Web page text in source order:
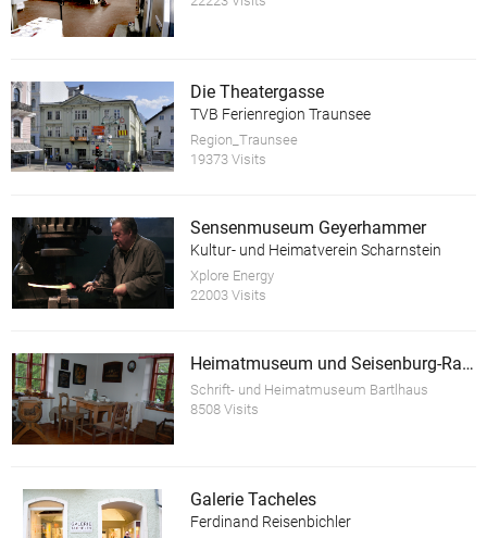
Die Theatergasse
TVB Ferienregion Traunsee
Region_Traunsee
19373 Visits
Sensenmuseum Geyerhammer
Kultur- und Heimatverein Scharnstein
Xplore Energy
22003 Visits
Heimatmuseum und Seisenburg-Raum
Schrift- und Heimatmuseum Bartlhaus
8508 Visits
Galerie Tacheles
Ferdinand Reisenbichler